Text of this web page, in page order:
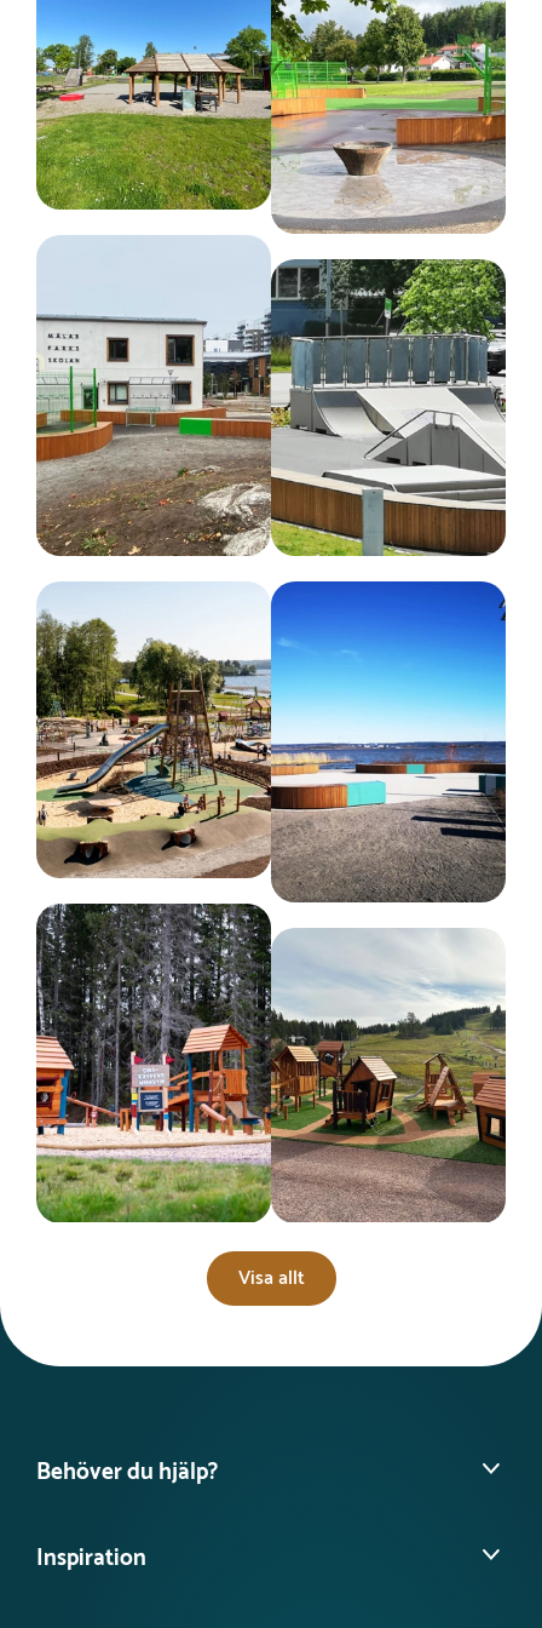
produkter som vi säljer frekvent och som inte riskerar att
ligga lång tid på lager.
Så du kan vara trygg med att du får en nyproducerad
produkt men som kanske har en eller ett par månader på
vårt lager.
Produkterna förväntas levereras mellan 1-3 veckor lite
beroende på vilken produkt det är och vilka kapaciteter som
finns hos fraktbolagen. En produkt kan alltid ta slut om den
har sålts betydligt mer än förväntat, men vi gör allt vi kan
för att kunna leverera en utvald produkt så snabbt som
möjligt.
Du får en uppskattadleverans när du är i kontakt med oss.
Visa allt
Behöver du hjälp?
Vanliga frågor
Inspiration